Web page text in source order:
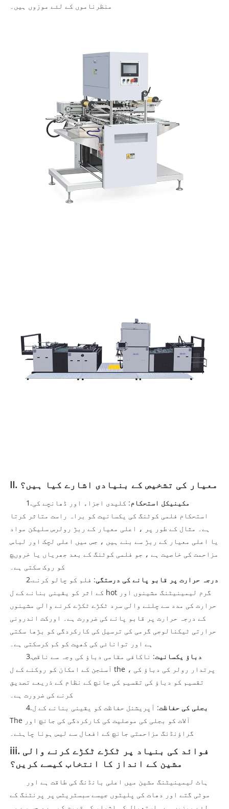
منظرناموں کے لئے موزوں ہیں۔
II. معیار کی تشخیص کے بنیادی اشارے کیا ہیں؟
1. مکینیکل استحکام: کلیدی اجزاء اور ڈھانچے کی
استحکام فلمی کوٹنگ کی یکسانیت کو براہ راست متاثر کرتا
ہے۔ مثال کے طور پر ، اعلی معیار کے ربڑ رولرس سلیکن مواد
یا اعلی معیار کے ربڑ سے بنے ہیں ، جس میں اعلی لچک اور لباس
مزاحمت کی خاصیت ہے ، جو فلمی کوٹنگ کے بعد جھریاں یا خروںچ
کو روک سکتی ہے۔
2.
درجہ حرارت پر قابو پانے کی درستگی: فلم کو چالو کرنے
کے اثر کو یقینی بنانے کے ل hot گرم لیمینیٹنگ مشینوں اور
حرارت کی مدد سے چلنے والی سرد ٹکڑے ٹکڑے کرنے والی مشینوں
کے درجہ حرارت پر قابو پانے کی ضرورت ہے۔ اورکت اندرونی
حرارتی ٹیکنالوجی گرمی کی ترسیل کی کارکردگی کو بڑھا سکتی
ہے اور توانائی کی کھپت کو کم کرسکتی ہے۔
3.
دباؤ یکسانیت: ناکافی مقامی دباؤ کی وجہ سے ناقص
آسنجن کے امکان کو روکنے کے ل the ، پرتدار رولر کی دباؤ کی
تقسیم کو دباؤ کی تقسیم کی جانچ کے نظام کے ذریعے تصدیق
کرنے کی ضرورت ہے۔
4.
بجلی کی حفاظت: آپریشنل حفاظت کو یقینی بنانے کے ل
The آلات کو بجلی کی موصلیت کی کارکردگی کی جانچ اور
گراؤنڈنگ مزاحمتی جانچ کے افعال سے لیس ہونا چاہئے۔
iii. فوائد کی بنیاد پر ٹکڑے ٹکڑے کرنے والی
مشین کے انداز کا انتخاب کیسے کریں؟
موٹی گتے اور دھات کی پلیٹوں جیسے سبسٹریٹس پر پرنٹنگ کے